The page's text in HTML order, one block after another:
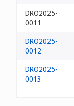
DRO2025-
0011
DRO2025-
0012
DRO2025-
0013